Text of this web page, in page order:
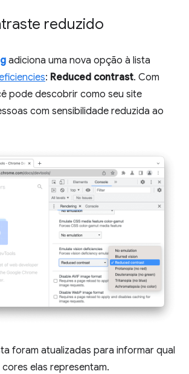
reduzido
adiciona uma nova opção à lista
: Reduced contrast. Com
pode descobrir como seu site
com sensibilidade reduzida ao
foram atualizadas para informar qual
elas representam.